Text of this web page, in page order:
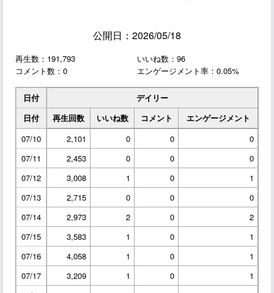
公開日：2026/05/18
再生数：191,793
いいね数：96
コメント数：0
エンゲージメント率：0.05%
日付
デイリー
日付
再生回数 いいね数 コメント
エンゲージメント
07/10
2,101 0 0
0
07/11
2,453 0 0
0
07/12
3,008 1 0
1
07/13
2,715 0 0
0
07/14
2,973 2 0
2
07/15
3,583 1 0
1
07/16
4,058 1 0
1
07/17
3,209 1 0
1